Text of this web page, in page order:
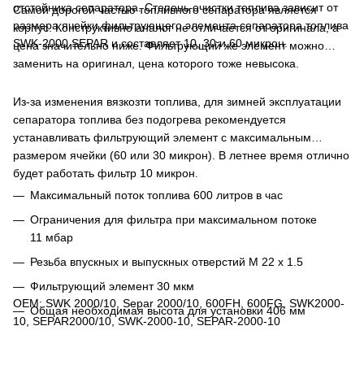
отстойника сепаратора. Степень очистки топлива зависит от
размера ячейки фильтрующего элемента сепаратора топлива
SWK-2000 SEPAR и составляет 10, 30 и 60 микрон.
Самой дорогой частью топливного сепаратора является
корпус. Конструктивно аналог не отличается от оригинала, а
цена значительно ниже. Фильтрующий же элемент можно
заменить на оригинал, цена которого тоже невысока.
Из-за изменения вязкозти топлива, для зимней эксплуатации
сепаратора топлива без подогрева рекомендуется
устанавливать фильтрующий элемент с максимальным
размером ячейки (60 или 30 микрон). В летнее время отлично
будет работать фильтр 10 микрон.
Максимальный поток топлива 600 литров в час
Ограничения для фильтра при максимальном потоке
11 мбар
Резьба впускных и выпускных отверстий M 22 x 1.5
Фильтрующий элемент 30 мкм
Общая необходимая высота для установки 406 мм
OEM: SWK 2000/10, Separ 2000/10, 600FH, 600FG, SWK2000-
10, SEPAR2000/10, SWK-2000-10, SEPAR-2000-10